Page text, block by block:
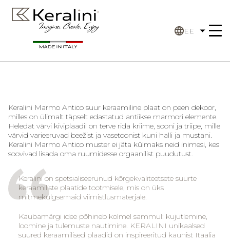
EE
Keralini Marmo Antico suur keraamiline plaat on peen dekoor,
milles on ülimalt täpselt edastatud antiikse marmori elemente.
Heledat värvi kiviplaadil on terve rida kriime, sooni ja triipe, mille
värvid varieeruvad beežist ja vasetoonist kuni halli ja mustani.
Keralini Marmo Antico muster ei jäta külmaks neid inimesi, kes
soovivad lisada oma ruumidesse orgaanilist puudutust.
Keralini on spetsialiseerunud kõrgekvaliteetsete suurte
keraamiliste plaatide tootmisele, mis on üks
mitmekülgsemaid viimistlusmaterjale.
Kaubamärgi idee põhineb kolmel sammul: kujutlemine,
loomine ja tulemuste nautimine. KERALINI unikaalsed
suured keraamilised plaadid on inspireeritud kaunist Itaalia